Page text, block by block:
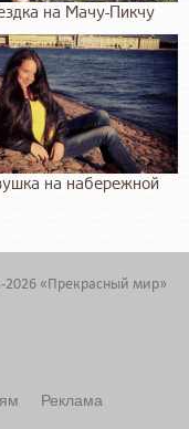
на Мачу-Пикчу
на набережной
2026 «Прекрасный мир»
Реклама